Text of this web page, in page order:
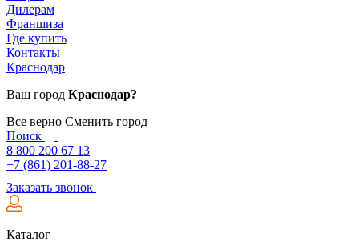
Дилерам
Франшиза
Где купить
Контакты
Краснодар
Ваш город Краснодар?
Все верно Сменить город
Поиск
8 800 200 67 13
+7 (861) 201-88-27
Заказать звонок
Каталог